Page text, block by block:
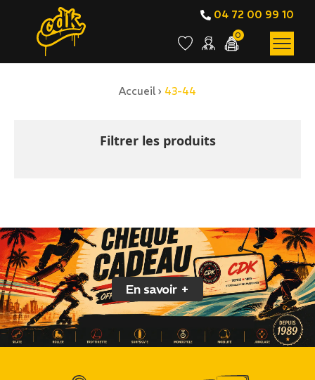
04 72 00 99 10
0
BOUTIQUE EN LIGNE
Accueil › 43-44
Filtrer les produits
En savoir +